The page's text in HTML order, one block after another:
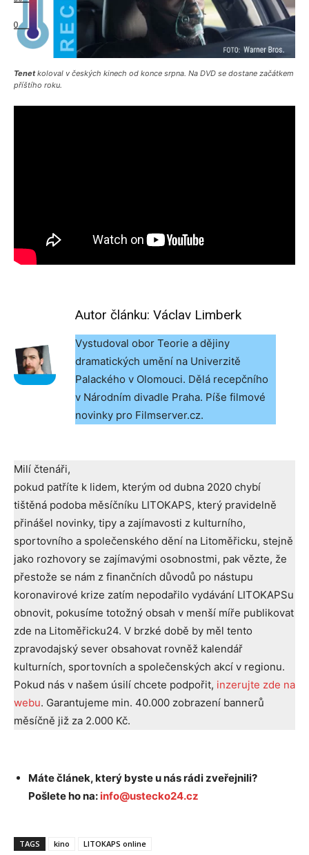
Tenetkoloval v českých kinech od konce srpna. Na DVD se dostane začátkem
příštího roku.
Autor článku: Václav Limberk
Vystudoval obor Teorie a dějiny
dramatických umění na Univerzitě
Palackého v Olomouci. Dělá recepčního
v Národním divadle Praha. Píše filmové
novinky pro Filmserver.cz.
Milí čtenáři,
pokud patříte k lidem, kterým od dubna 2020 chybí
tištěná podoba měsíčníku LITOKAPS, který pravidelně
přinášel novinky, tipy a zajímavosti z kulturního,
sportovního a společenského dění na Litoměřicku, stejně
jako rozhovory se zajímavými osobnostmi, pak vězte, že
přestože se nám z finančních důvodů po nástupu
koronavirové krize zatím nepodařilo vydávání LITOKAPSu
obnovit, pokusíme totožný obsah v menší míře publikovat
zde na Litoměřicku24. V brzké době by měl tento
zpravodajský sever obsahovat rovněž kalendář
kulturních, sportovních a společenských akcí v regionu.
Pokud nás v našem úsilí chcete podpořit, inzerujte zde na
webu. Garantujeme min. 40.000 zobrazení bannerů
měsíčně již za 2.000 Kč.
Máte článek, který byste u nás rádi zveřejnili?
Pošlete ho na: info@ustecko24.cz
TAGS kino LITOKAPS online